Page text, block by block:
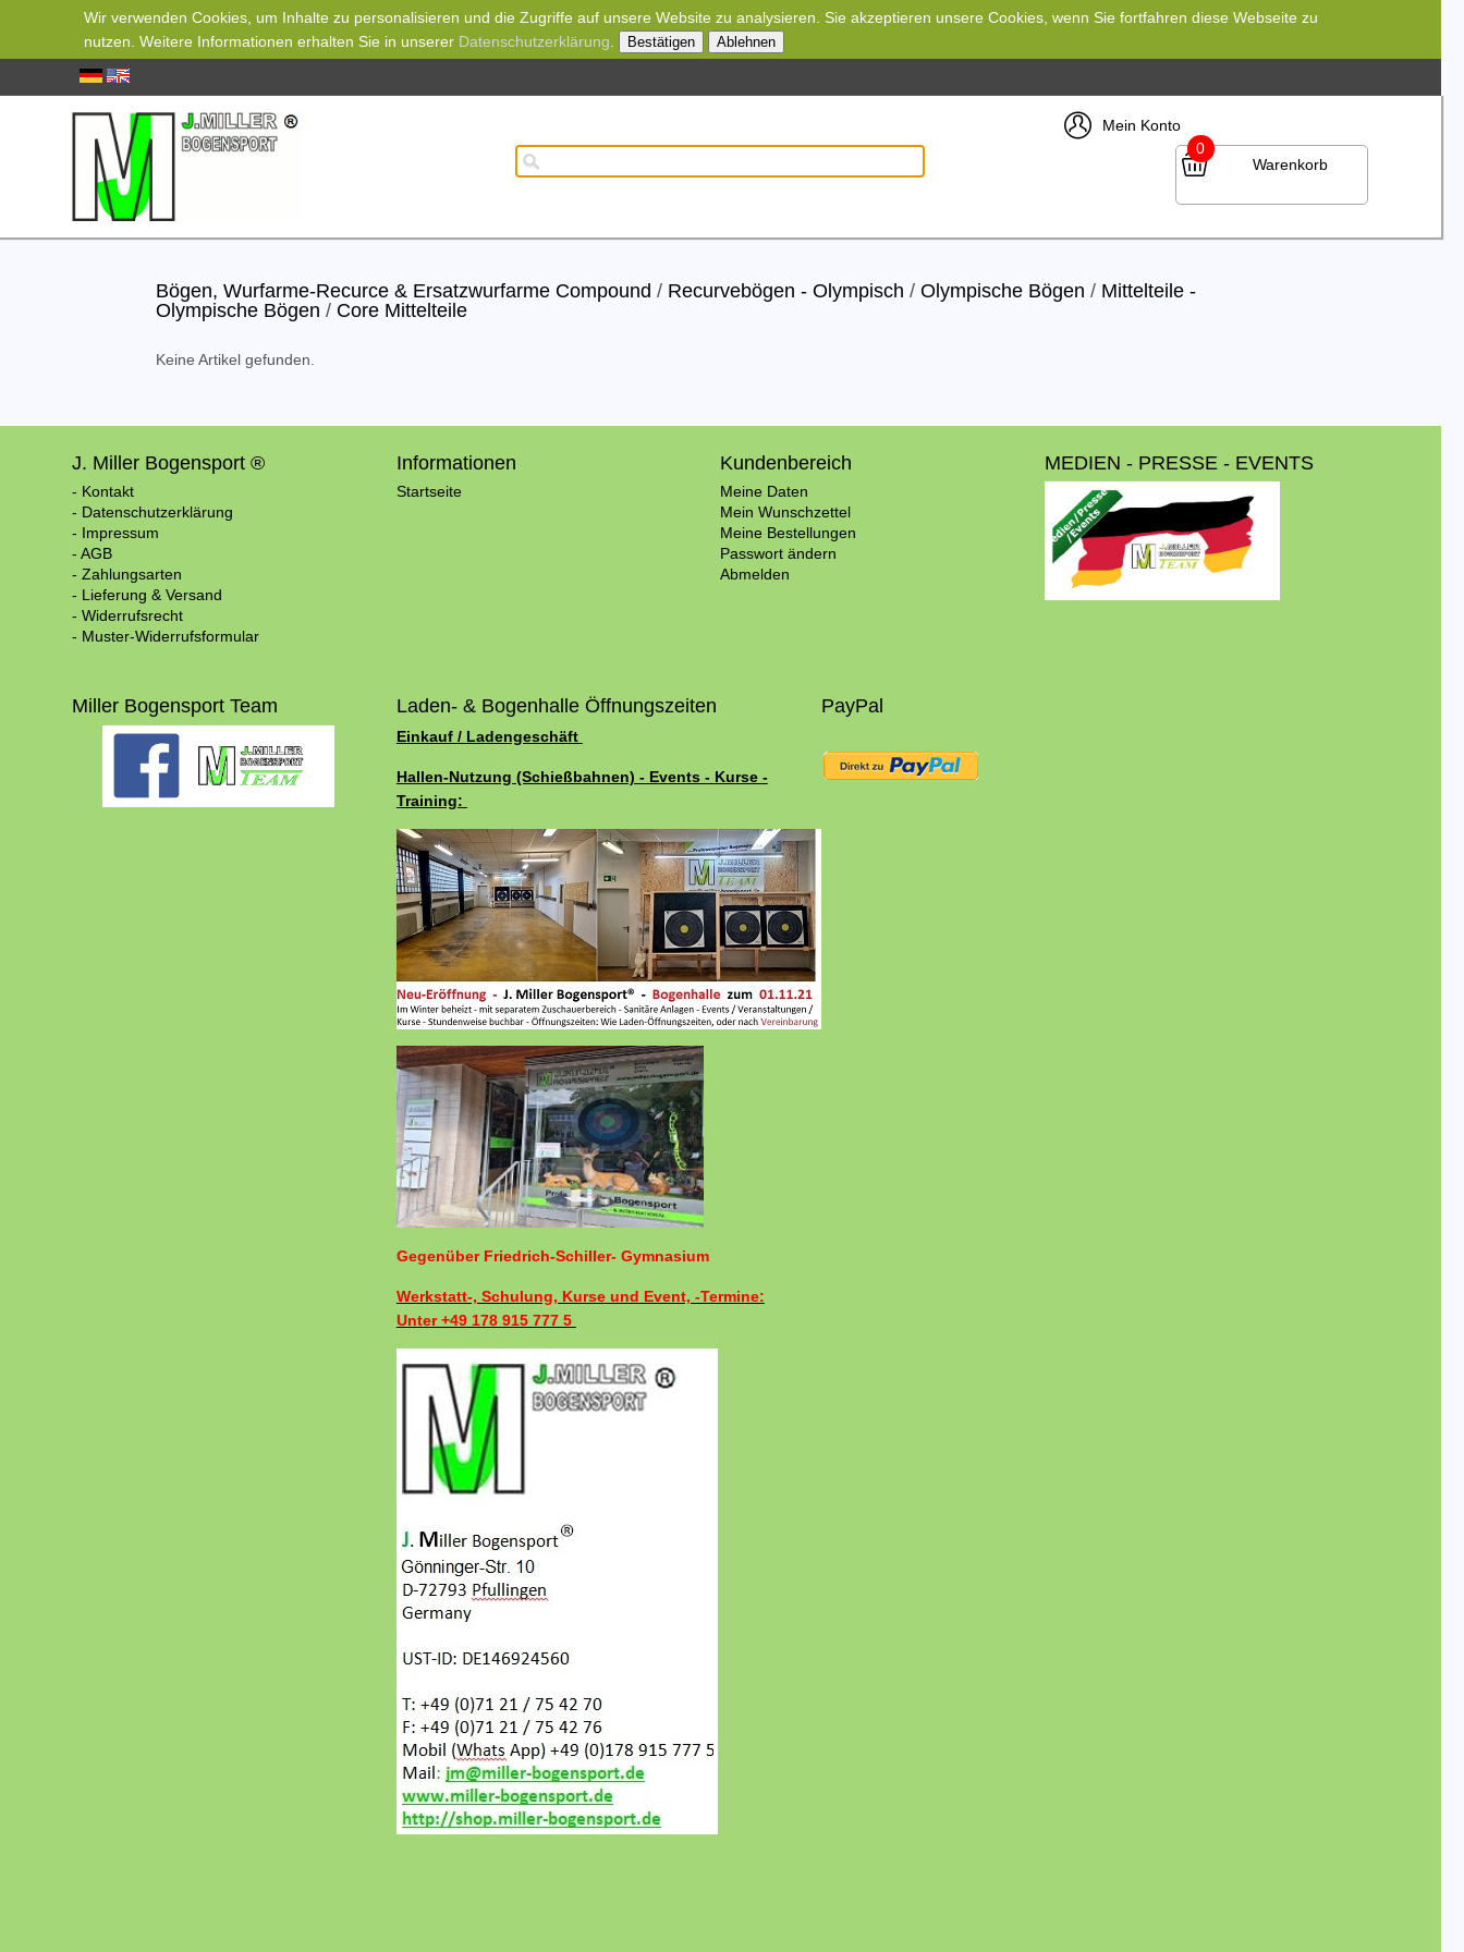
Wir verwenden Cookies, um Inhalte zu personalisieren und die Zugriffe auf unsere Website zu analysieren. Sie akzeptieren unsere Cookies, wenn Sie fortfahren diese Webseite zu
nutzen. Weitere Informationen erhalten Sie in unserer Datenschutzerklärung Bestätigen Ablehnen
Mein Konto
0
Warenkorb
Bögen, Wurfarme-Recurce & Ersatzwurfarme Compound / Recurvebögen - Olympisch / Olympische Bögen / Mittelteile -
Olympische Bögen / Core Mittelteile
Keine Artikel gefunden.
J. Miller Bogensport ®
- Kontakt
- Datenschutzerklärung
- Impressum
- AGB
- Zahlungsarten
- Lieferung & Versand
- Widerrufsrecht
- Muster-Widerrufsformular
Informationen
Startseite
Kundenbereich
Meine Daten
Mein Wunschzettel
Meine Bestellungen
Passwort ändern
Abmelden
MEDIEN - PRESSE - EVENTS
Miller Bogensport Team Laden- & Bogenhalle Öffnungszeiten
Einkauf / Ladengeschäft
Hallen-Nutzung (Schießbahnen) - Events - Kurse -
Training:
Gegenüber Friedrich-Schiller- Gymnasium
Werkstatt-, Schulung, Kurse und Event, -Termine:
Unter +49 178 915 777 5
PayPal